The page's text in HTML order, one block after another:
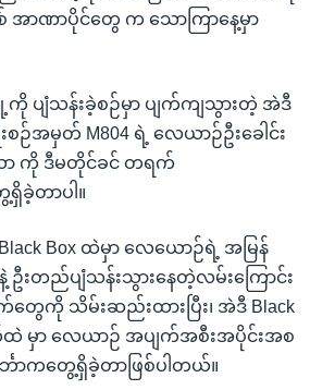
အာဏာပိုင်တွေ က သောကြာနေ့မှာ
ပျံသန်းခဲ့စဉ်မှာ ပျက်ကျသွားတဲ့ အဲဒီ
စဉ်အမှတ် M804 ရဲ့ လေယာဉ်ဦးခေါင်း
ကို ဒီမတိုင်ခင် တရက်
ခဲ့တာပါ။
Box ထဲမှာ လေယောဉ်ရဲ့ အမြန်
ဦးတည်ပျံသန်းသွားနေတဲ့လမ်းကြောင်း
ကို သိမ်းဆည်းထားပြီး၊ အဲဒီ Black
မှာ လေယာဉ် အပျက်အစီးအပိုင်းအစ
ာကတွေ့ရှိခဲ့တာဖြစ်ပါတယ်။